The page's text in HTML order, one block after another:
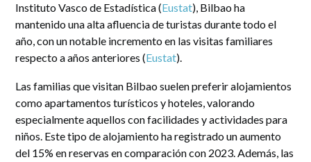
Instituto Vasco de Estadística (Eustat), Bilbao ha
mantenido una alta afluencia de turistas durante todo el
año, con un notable incremento en las visitas familiares
respecto a años anteriores​ (Eustat)​.
Las familias que visitan Bilbao suelen preferir alojamientos
como apartamentos turísticos y hoteles, valorando
especialmente aquellos con facilidades y actividades para
niños. Este tipo de alojamiento ha registrado un aumento
del 15% en reservas en comparación con 2023. Además, las